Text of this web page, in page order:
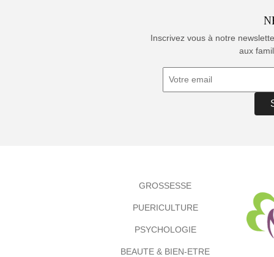
Inscrivez vous à notre
aux
GROSSESSE
PUERICULTURE
PSYCHOLOGIE
BEAUTE & BIEN-ETRE